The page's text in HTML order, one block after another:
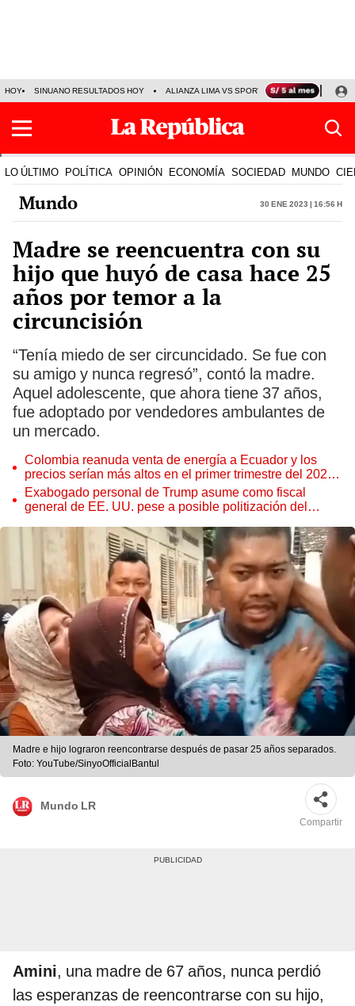
HOY SINUANO RESULTADOS HOY ALIANZA LIMA VS SPORT BOYS JORGE
LO ÚLTIMO POLÍTICA OPINIÓN ECONOMÍA SOCIEDAD MUNDO
Mundo 30 Ene 2023 | 16:56 h
Madre se reencuentra con su
hijo que huyó de casa hace 25
años por temor a la
circuncisión
“Tenía miedo de ser circuncidado. Se fue con
su amigo y nunca regresó”, contó la madre.
Aquel adolescente, que ahora tiene 37 años,
fue adoptado por vendedores ambulantes de
un mercado.
Colombia reanuda venta de energía a Ecuador y los
precios serían más altos en el primer trimestre del 2027,
según Cenace
Exabogado personal de Trump asume como fiscal
general de EE. UU. pese a posible politización del
Madre e hijo lograron reencontrarse después de pasar 25 años separados.
Foto: YouTube/SinyoOfficialBantul
Mundo LR
Compartir
Amini, una madre de 67 años, nunca perdió
las esperanzas de reencontrarse con su hijo,